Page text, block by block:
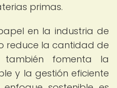
primas.
en la industria de
reduce la cantidad de
también fomenta la
y la gestión eficiente